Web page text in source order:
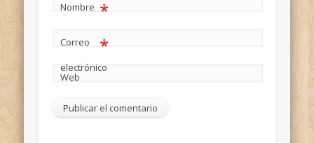
Nombre *
Correo
electrónico
*
Web